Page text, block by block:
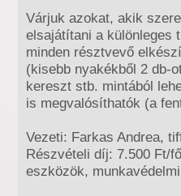
Várjuk azokat, akik
elsajátítani a különleges
minden résztvevő
(kisebb nyakékből 2 db-
kereszt stb. mintából
is megvalósíthatók (a
Vezeti: Farkas Andrea,
Részvételi díj: 7.500 Ft/
eszközök,